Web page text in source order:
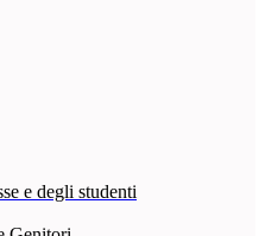
e degli studenti